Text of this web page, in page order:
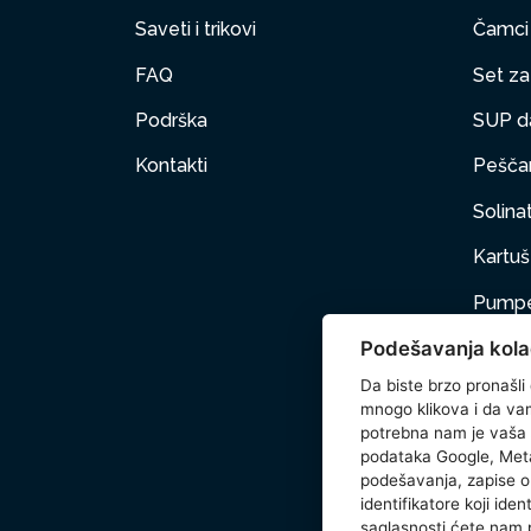
Saveti i trikovi
FAQ
Podrška
Kontakti
Čamci
Set
SUP
Kućni
Podešavanja
Da biste brzo
mnogo klikova i da
potrebna nam je vaša
podataka Google,
podešavanja, zapise
identifikatore koji